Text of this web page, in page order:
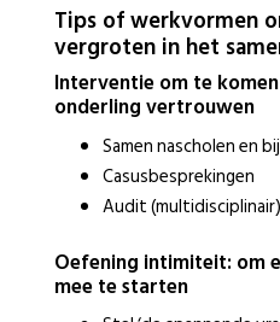
Tips of werkvormen
vergroten in het
Interventie om te
onderling vertrouwen
Samen nascholen en
Casusbesprekingen
Audit (multidisciplinair)
Oefening intimiteit: om
mee te starten